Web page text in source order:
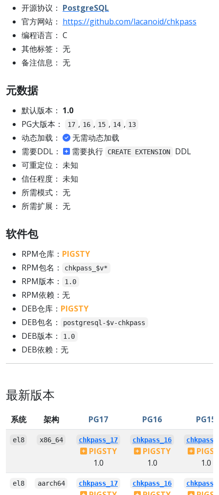
开源协议： PostgreSQL
官方网站： https://github.com/lacanoid/chkpass
编程语言： C
其他标签： 无
备注信息： 无
元数据
默认版本： 1.0
PG大版本：
17 , 16 , 15 , 14 , 13
动态加载：
无需动态加载
需要DDL：
需要执行 CREATE EXTENSION
DDL
可重定位： 未知
信任程度： 未知
所需模式： 无
所需扩展： 无
软件包
RPM仓库： PIGSTY
RPM包名：
chkpass_$v*
RPM版本： 1.0
RPM依赖：无
DEB仓库： PIGSTY
DEB包名：
postgresql-$v-chkpass
DEB版本： 1.0
DEB依赖：无
最新版本
系统 架构 PG17 PG16 PG15
el8 x86_64 chkpass_17
PIGSTY
1.0
chkpass_16
PIGSTY
1.0
1.0
el8 aarch64 chkpass_17 chkpass_16